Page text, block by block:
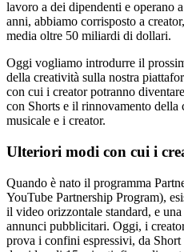
lavoro a dei dipendenti e operano
anni, abbiamo corrisposto a
media oltre 50 miliardi di dollari.
Oggi vogliamo introdurre il
della creatività sulla nostra
con cui i creator potranno
con Shorts e il rinnovamento della
musicale e i creator.
Ulteriori modi con cui i
Quando è nato il programma
YouTube Partnership Program),
il video orizzontale standard, e
annunci pubblicitari. Oggi, i
prova i confini espressivi, da